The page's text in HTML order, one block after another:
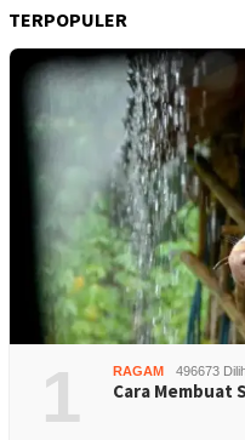
TERPOPULER
1 RAGAM 496673
Cara Membuat